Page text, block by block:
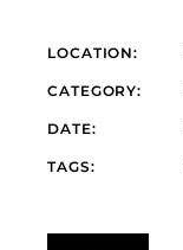
LOCATION:
CATEGORY:
DATE:
TAGS: